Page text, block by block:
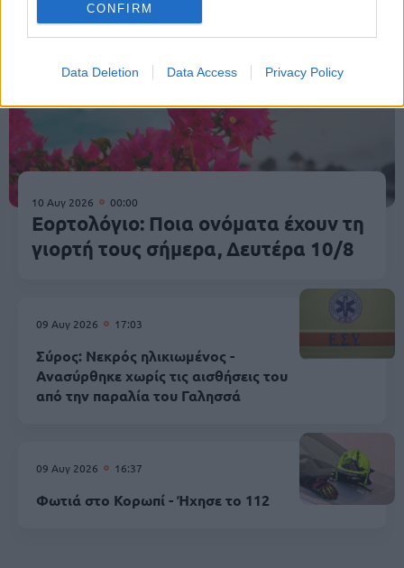
CONFIRM
Data Deletion Data Access Privacy Policy
10 Αυγ 2026 00:00
Εορτολόγιο: Ποια ονόματα έχουν τη
γιορτή τους σήμερα, Δευτέρα 10/8
09 Αυγ 2026 17:03
Σύρος: Νεκρός ηλικιωμένος -
Ανασύρθηκε χωρίς τις αισθήσεις του
από την παραλία του Γαλησσά
09 Αυγ 2026 16:37
Φωτιά στο Κορωπί - Ήχησε το 112